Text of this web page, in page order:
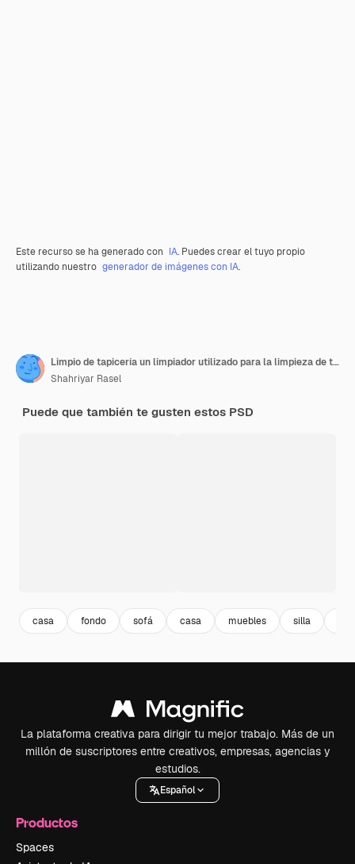
Este recurso se ha generado con IA. Puedes crear el tuyo propio
utilizando nuestro generador de imágenes con IA.
Limpio de tapicería un limpiador utilizado para la limpieza de tapiceria sobre un fondo transparente
Shahriyar Rasel
Puede que también te gusten estos PSD
casa fondo sofá casa muebles silla
La plataforma creativa para dirigir tu mejor trabajo. Más de un
millón de suscriptores entre creativos, empresas, agencias y
estudios.
Español
Productos
Spaces